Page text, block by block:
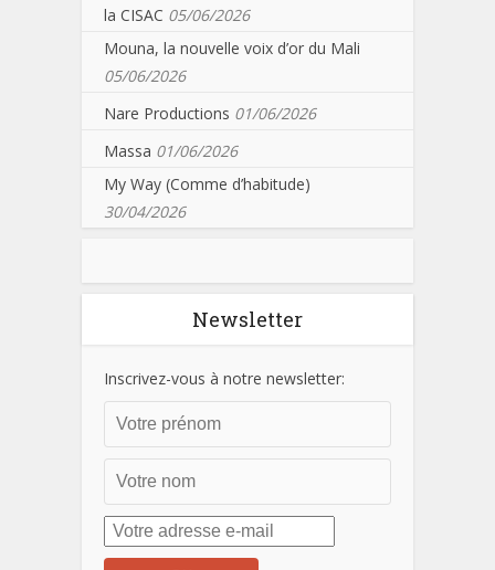
la CISAC 05/06/2026
Mouna, la nouvelle voix d’or du Mali
05/06/2026
Nare Productions 01/06/2026
Massa 01/06/2026
My Way (Comme d’habitude)
30/04/2026
Newsletter
Inscrivez-vous à notre newsletter: